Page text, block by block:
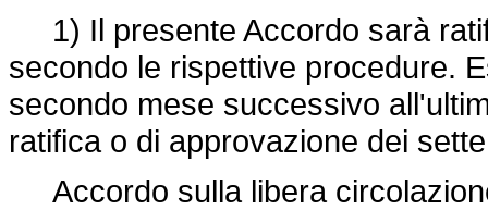
1) Il presente Accordo sarà
secondo le rispettive procedure.
secondo mese successivo
ratifica o di approvazione dei
Accordo sulla libera